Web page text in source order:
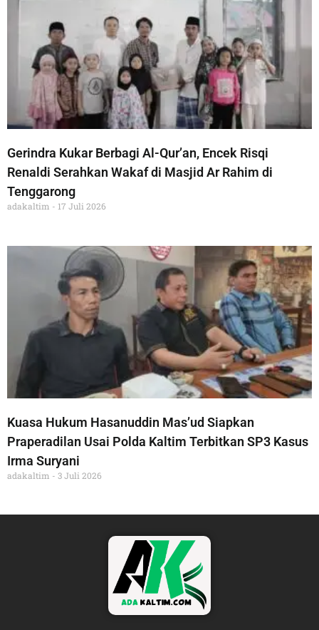
Gerindra Kukar Berbagi Al-Qur’an, Encek Risqi
Renaldi Serahkan Wakaf di Masjid Ar Rahim di
Tenggarong
adakaltim 17 Juli 2026
Kuasa Hukum Hasanuddin Mas’ud Siapkan
Praperadilan Usai Polda Kaltim Terbitkan SP3 Kasus
Irma Suryani
adakaltim 3 Juli 2026